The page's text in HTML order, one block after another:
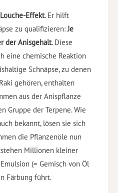
Louche-Effekt. Er hilft
zu qualifizieren:Je
der Anisgehalt. Diese
eine chemische Reaktion
Schnäpse, zu denen
gehören, enthalten
aus der Anispflanze
Gruppe der Terpene. Wie
bekannt, lösen sie sich
die Pflanzenöle nun
Millionen kleiner
(= Gemisch von Öl
Färbung führt.